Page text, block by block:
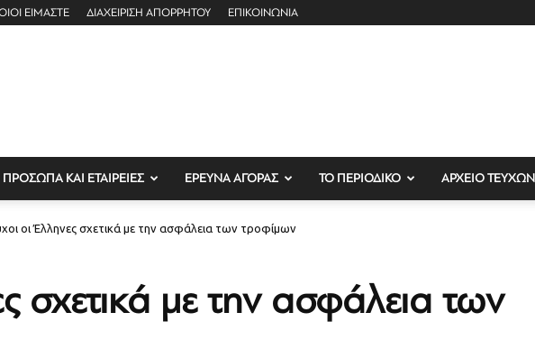
ΕΙΜΑΣΤΕ ΔΙΑΧΕΙΡΙΣΗ ΑΠΟΡΡΗΤΟΥ ΕΠΙΚΟΙΝΩΝΙΑ
ΠΡΟΣΩΠΑ ΚΑΙ ΕΤΑΙΡΕΙΕΣ ΕΡΕΥΝΑ ΑΓΟΡΑΣ ΤΟ ΠΕΡΙΟΔΙΚΟ ΑΡΧΕΙΟ ΤΕΥΧΩΝ
οι Έλληνες σχετικά με την ασφάλεια των τροφίμων
σχετικά με την ασφάλεια των